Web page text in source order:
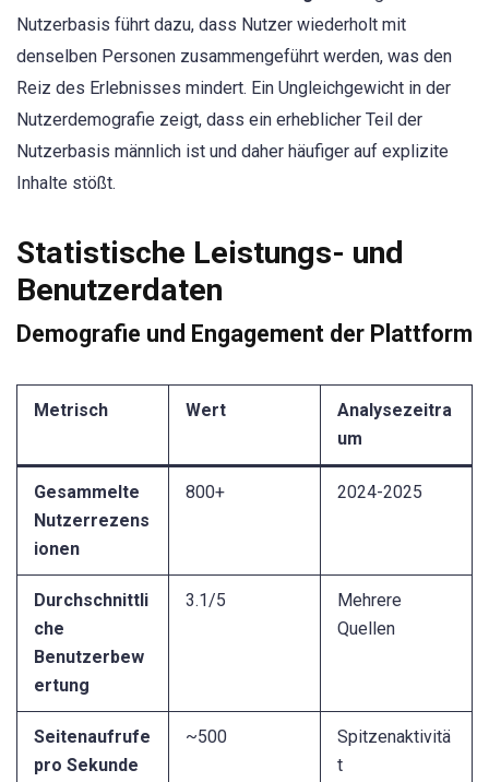
Nutzerbasis führt dazu, dass Nutzer wiederholt mit
denselben Personen zusammengeführt werden, was den
Reiz des Erlebnisses mindert. Ein Ungleichgewicht in der
Nutzerdemografie zeigt, dass ein erheblicher Teil der
Nutzerbasis männlich ist und daher häufiger auf explizite
Inhalte stößt.
Statistische Leistungs- und
Benutzerdaten
Demografie und Engagement der Plattform
Metrisch Wert
Analysezeitra
um
Gesammelte
Nutzerrezens
ionen
800+ 2024-2025
Durchschnittli
che
Benutzerbew
ertung
3.1/5
Mehrere
Quellen
Seitenaufrufe
pro Sekunde
~500
Spitzenaktivitä
t